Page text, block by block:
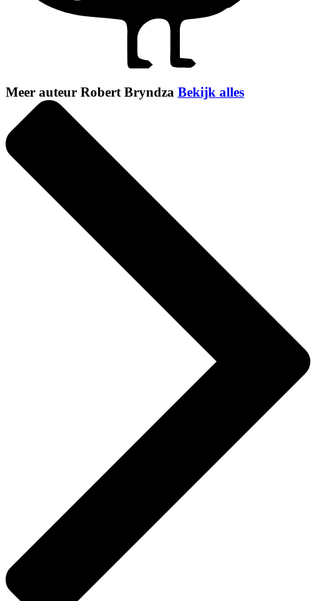
Meer auteur Robert Bryndza Bekijk alles